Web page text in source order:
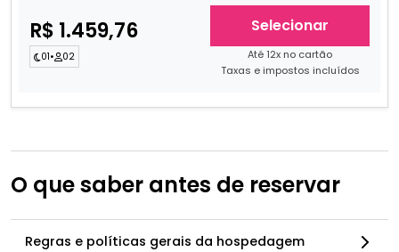
R$ 1.459,76
01• 02
Selecionar
Até 12x no cartão
Taxas e impostos incluídos
O que saber antes de reservar
Regras e políticas gerais da hospedagem